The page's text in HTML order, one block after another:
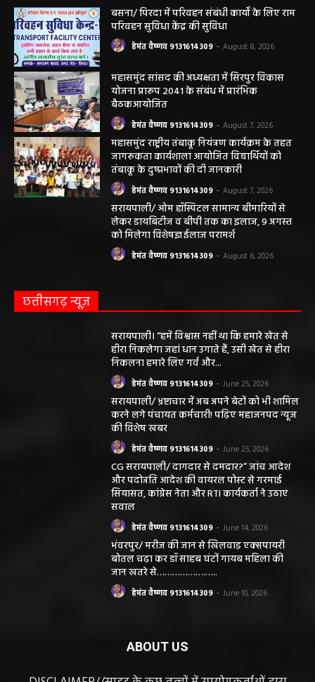
बसना/ पिरदा में परिवहन संबंधी कार्यों के लिए राम
परिवहन सुविधा केंद्र की सुविधा
हेमंत वैष्णव 9131614309 - August 8, 2026
महासमुंद सांसद की अध्यक्षता में सिरपुर विकास
योजना प्रारूप 2041 के संबंध में प्रारंभिक
बैठकआयोजित
हेमंत वैष्णव 9131614309 - August 7, 2026
महासमुंद राष्ट्रीय तंबाकू नियंत्रण कार्यक्रम के तहत
जागरूकता कार्यशाला आयोजित विद्यार्थियों को
तंबाकू के दुष्प्रभावों की दी जानकारी
हेमंत वैष्णव 9131614309 - August 7, 2026
सरायपाली/ ओम हॉस्पिटल सामान्य बीमारियों से
लेकर डायबिटीज व बीपी तक का इलाज, 9 अगस्त
को मिलेगा विशेषज्ञ ईलाज परामर्श
हेमंत वैष्णव 9131614309 - August 6, 2026
छत्तीसगढ़ न्यूज़
सरायपाली। “हमें विश्वास नहीं था कि हमारे खेत से
हीरा निकलेगा जहां धान उगाते हैं, उसी खेत से हीरा
निकलना हमारे लिए गर्व और...
हेमंत वैष्णव 9131614309 - June 25, 2026
सरायपाली/ भ्रष्टाचार में अब अपने बेटों को भी शामिल
करने लगे पंचायत कर्मचारी! पढ़िए महाजनपद न्यूज
की विशेष खबर
हेमंत वैष्णव 9131614309 - June 25, 2026
CG सरायपाली/ दागदार से दमदार?” जांच आदेश
और पदोन्नति आदेश की वायरल पोस्ट से गरमाई
सियासत, कांग्रेस नेता और RTI कार्यकर्ता ने उठाए
सवाल
हेमंत वैष्णव 9131614309 - June 14, 2026
भंवरपुर/ मरीज की जान से खिलवाड़ एक्सपायरी
बोतल चढ़ा कर डॉ साहब घंटों गायब महिला की
जान खतरे से……………….…..
हेमंत वैष्णव 9131614309 - June 10, 2026
ABOUT US